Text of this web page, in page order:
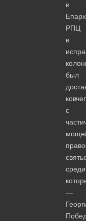
и
РПЦ
в
был
ковчег
с
среди
—